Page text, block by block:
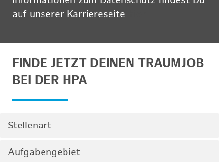
auf unserer Karriereseite
FINDE JETZT DEINEN TRAUMJOB
BEI DER HPA
Stellenart
Aufgabengebiet